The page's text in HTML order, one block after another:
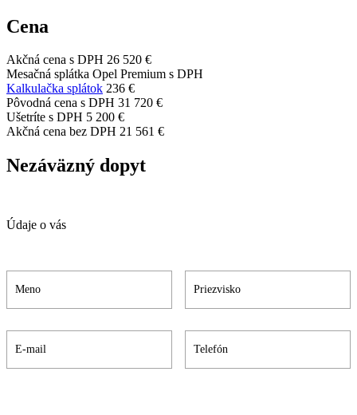
Cena
Akčná cena s DPH 26 520 €
Mesačná splátka Opel Premium s DPH
Kalkulačka splátok 236 €
Pôvodná cena s DPH 31 720 €
Ušetríte s DPH 5 200 €
Akčná cena bez DPH 21 561 €
Nezáväzný dopyt
Údaje o vás